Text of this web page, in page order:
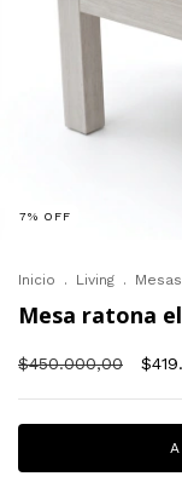
7% OFF
Inicio . Living .
Mesa ratona
$450.000,00